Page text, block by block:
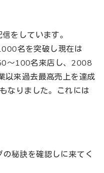
をしています。
名を突破し現在は
～100名来店し、2008
以来過去最高売上を達成
なりました。これには
秘訣を確認しに来てく